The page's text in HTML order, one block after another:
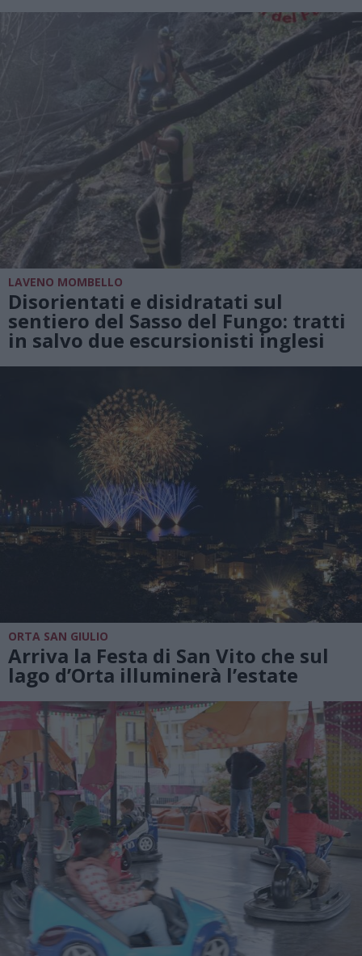
LAVENO MOMBELLO
Disorientati e disidratati sul
sentiero del Sasso del Fungo: tratti
in salvo due escursionisti inglesi
ORTA SAN GIULIO
Arriva la Festa di San Vito che sul
lago d’Orta illuminerà l’estate